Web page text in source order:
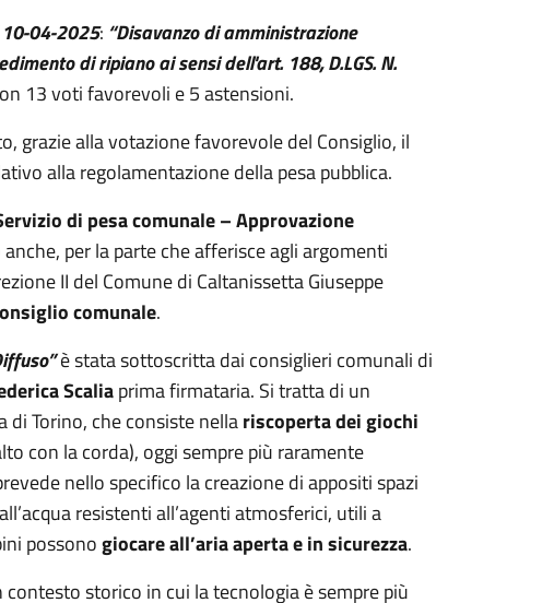
04-2025: “Disavanzo di amministrazione
di ripiano ai sensi dell'art. 188, D.LGS. N.
13 voti favorevoli e 5 astensioni.
grazie alla votazione favorevole del Consiglio, il
alla regolamentazione della pesa pubblica.
di pesa comunale – Approvazione
per la parte che afferisce agli argomenti
II del Comune di Caltanissetta Giuseppe
comunale.
è stata sottoscritta dai consiglieri comunali di
Scaliaprima firmataria. Si tratta di un
di Torino, che consiste nellariscoperta dei giochi
con la corda), oggi sempre più raramente
nello specifico la creazione di appositi spazi
resistenti all’agenti atmosferici, utili a
possonogiocare all’aria aperta e in sicurezza.
storico in cui la tecnologia è sempre più